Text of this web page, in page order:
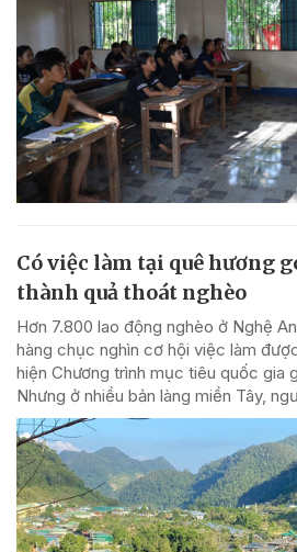
Có việc làm tại quê hương
thành quả thoát nghèo
Hơn 7.800 lao động nghèo ở Nghệ
hàng chục nghìn cơ hội việc làm
hiện Chương trình mục tiêu quốc gia
Nhưng ở nhiều bản làng miền Tây,